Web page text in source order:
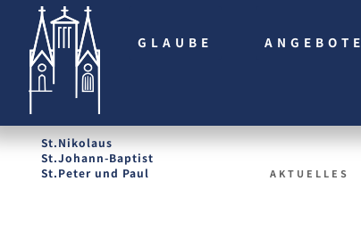
GLAUBE ANGEBOTE
St.Nikolaus
St.Johann-Baptist
St.Peter und Paul
AKTUELLES